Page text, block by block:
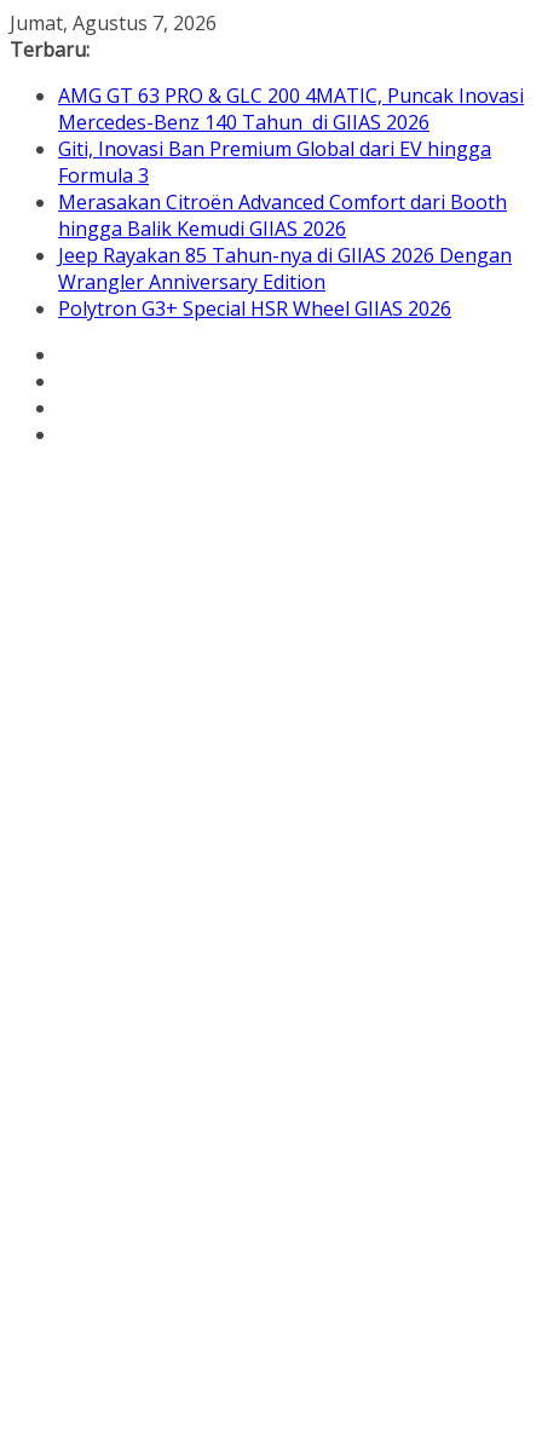
Skip
to
Jumat, Agustus 7, 2026
Terbaru:
AMG GT 63 PRO & GLC 200 4MATIC, Puncak Inovasi
Mercedes-Benz 140 Tahun di GIIAS 2026
Giti, Inovasi Ban Premium Global dari EV hingga
Formula 3
Merasakan Citroën Advanced Comfort dari Booth
hingga Balik Kemudi GIIAS 2026
Jeep Rayakan 85 Tahun-nya di GIIAS 2026 Dengan
Wrangler Anniversary Edition
Polytron G3+ Special HSR Wheel GIIAS 2026